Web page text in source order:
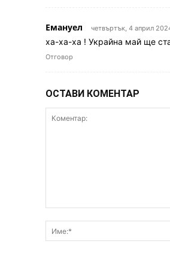
Емануел четвъртък, 4 април
ха-ха-ха ! Украйна май ще
Отговор
ОСТАВИ КОМЕНТАР